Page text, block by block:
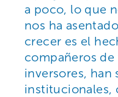
a poco, lo que
nos ha
crecer es el
compañeros de
inversores, han
institucionales,